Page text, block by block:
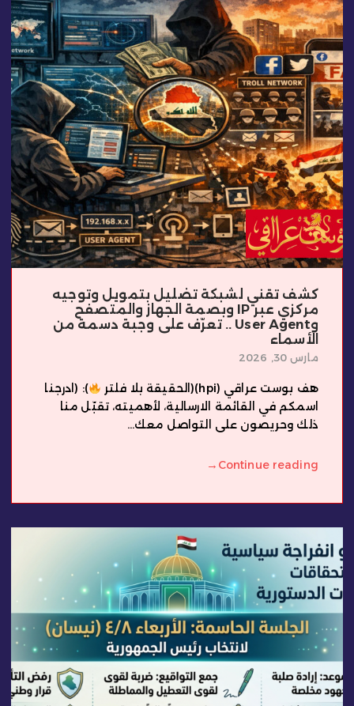
كشف تقني لشبكة تضليل بتمويل وتوجيه
مركزي عبر IP وبصمة الجهاز والمتصفح
وUser Agent .. تعرّف على وجبة دسمة من
الأسماء
مارس 30, 2026
هف بوست عراقي (hpi)(الحقيقة بلا فلتر
): (ادرجنا
اسمكم في القائمة الارسالية، لأهميته، تقبّل منا
ذلك وحريصون على التواصل معك...
Continue reading
→